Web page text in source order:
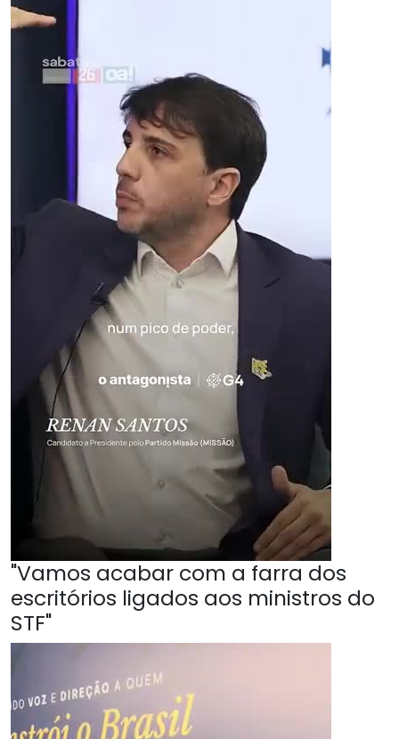
"Vamos acabar com a farra dos
escritórios ligados aos ministros do
STF"